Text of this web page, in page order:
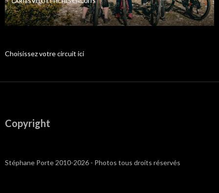
Choisissez votre circuit ici
Copyright
Stéphane Porte 2010-2026 - Photos tous droits réservés